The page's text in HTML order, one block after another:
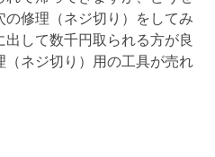
修理（ネジ切り）をしてみ
して数千円取られる方が良
ネジ切り）用の工具が売れ